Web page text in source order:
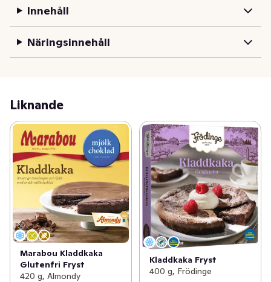
Innehåll
Näringsinnehåll
Liknande
Marabou Kladdkaka
Glutenfri Fryst
420 g, Almondy
Kladdkaka Fryst
400 g, Frödinge